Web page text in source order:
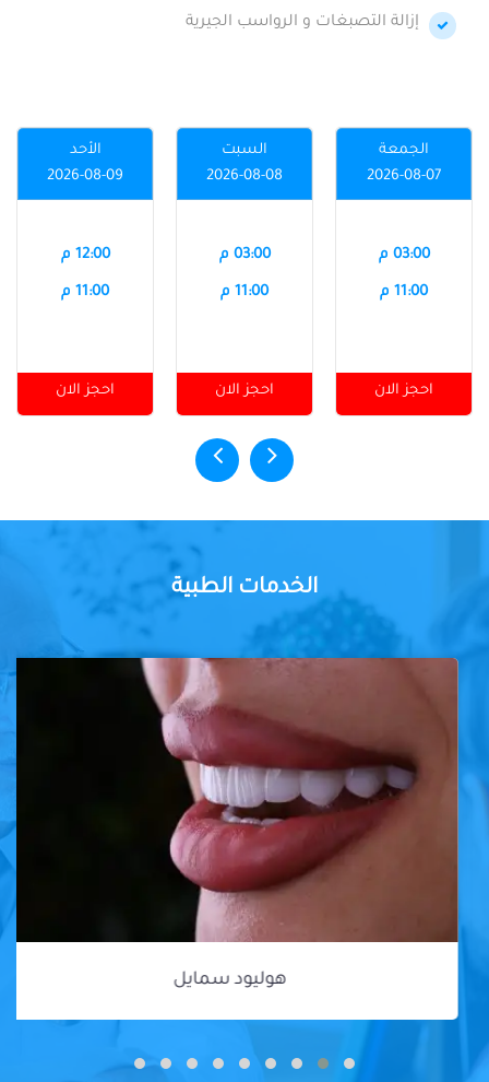
إزالة التصبغات و الرواسب الجيرية
الجمعة
2026-08-07
03:00 م
11:00 م
احجز الان
السبت
2026-08-08
03:00 م
11:00 م
احجز الان
الأحد
2026-08-09
12:00 م
11:00 م
احجز الان
الخدمات الطبية
هوليود سمايل